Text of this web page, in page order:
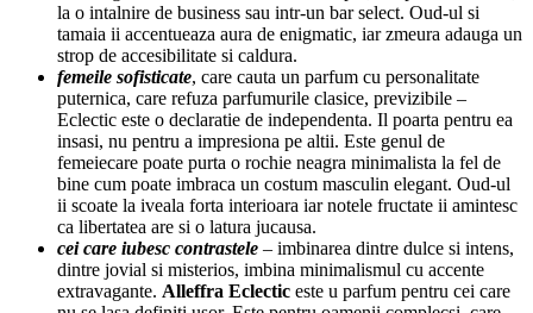
la o intalnire de business sau intr-un bar select. Oud-ul si
tamaia ii accentueaza aura de enigmatic, iar zmeura adauga un
strop de accesibilitate si caldura.
femeile sofisticate, care cauta un parfum cu personalitate
puternica, care refuza parfumurile clasice, previzibile –
Eclectic este o declaratie de independenta. Il poarta pentru ea
insasi, nu pentru a impresiona pe altii. Este genul de
femeiecare poate purta o rochie neagra minimalista la fel de
bine cum poate imbraca un costum masculin elegant. Oud-ul
ii scoate la iveala forta interioara iar notele fructate ii amintesc
ca libertatea are si o latura jucausa.
cei care iubesc contrastele – imbinarea dintre dulce si intens,
dintre jovial si misterios, imbina minimalismul cu accente
extravagante. Alleffra Eclectic este u parfum pentru cei care